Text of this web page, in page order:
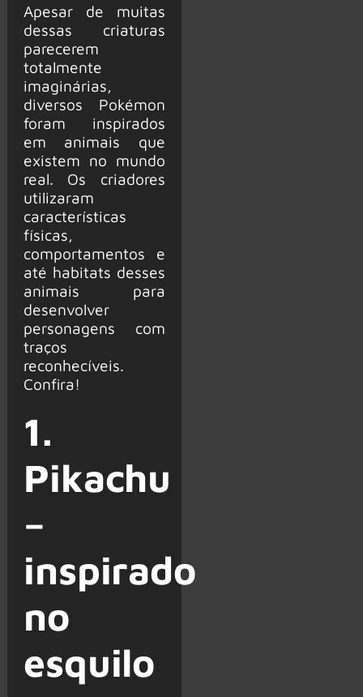
Apesar de muitas
dessas criaturas
parecerem
totalmente
imaginárias,
diversos Pokémon
foram inspirados
em animais que
existem no mundo
real. Os criadores
utilizaram
características
físicas,
comportamentos e
até habitats desses
animais para
desenvolver
personagens com
traços
reconhecíveis.
Confira!
1.
Pikachu
–
inspirado
no
esquilo